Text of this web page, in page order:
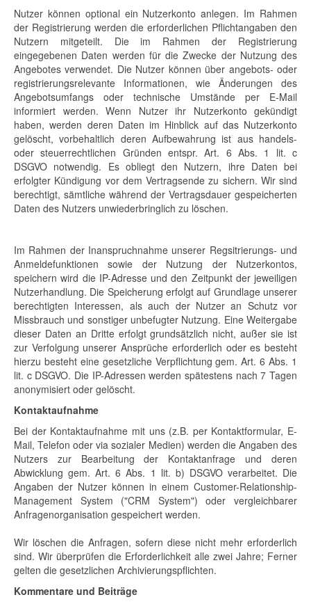
Nutzer können optional ein Nutzerkonto anlegen. Im Rahmen
der Registrierung werden die erforderlichen Pflichtangaben den
Nutzern mitgeteilt. Die im Rahmen der Registrierung
eingegebenen Daten werden für die Zwecke der Nutzung des
Angebotes verwendet. Die Nutzer können über angebots- oder
registrierungsrelevante Informationen, wie Änderungen des
Angebotsumfangs oder technische Umstände per E-Mail
informiert werden. Wenn Nutzer ihr Nutzerkonto gekündigt
haben, werden deren Daten im Hinblick auf das Nutzerkonto
gelöscht, vorbehaltlich deren Aufbewahrung ist aus handels-
oder steuerrechtlichen Gründen entspr. Art. 6 Abs. 1 lit. c
DSGVO notwendig. Es obliegt den Nutzern, ihre Daten bei
erfolgter Kündigung vor dem Vertragsende zu sichern. Wir sind
berechtigt, sämtliche während der Vertragsdauer gespeicherten
Daten des Nutzers unwiederbringlich zu löschen.
Im Rahmen der Inanspruchnahme unserer Regsitrierungs- und
Anmeldefunktionen sowie der Nutzung der Nutzerkontos,
speichern wird die IP-Adresse und den Zeitpunkt der jeweiligen
Nutzerhandlung. Die Speicherung erfolgt auf Grundlage unserer
berechtigten Interessen, als auch der Nutzer an Schutz vor
Missbrauch und sonstiger unbefugter Nutzung. Eine Weitergabe
dieser Daten an Dritte erfolgt grundsätzlich nicht, außer sie ist
zur Verfolgung unserer Ansprüche erforderlich oder es besteht
hierzu besteht eine gesetzliche Verpflichtung gem. Art. 6 Abs. 1
lit. c DSGVO. Die IP-Adressen werden spätestens nach 7 Tagen
anonymisiert oder gelöscht.
Kontaktaufnahme
Bei der Kontaktaufnahme mit uns (z.B. per Kontaktformular, E-
Mail, Telefon oder via sozialer Medien) werden die Angaben des
Nutzers zur Bearbeitung der Kontaktanfrage und deren
Abwicklung gem. Art. 6 Abs. 1 lit. b) DSGVO verarbeitet. Die
Angaben der Nutzer können in einem Customer-Relationship-
Management System ("CRM System") oder vergleichbarer
Anfragenorganisation gespeichert werden.
Wir löschen die Anfragen, sofern diese nicht mehr erforderlich
sind. Wir überprüfen die Erforderlichkeit alle zwei Jahre; Ferner
gelten die gesetzlichen Archivierungspflichten.
Kommentare und Beiträge